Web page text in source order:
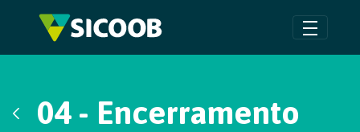
Pular para o Conteúdo principal
04 - Encerramento